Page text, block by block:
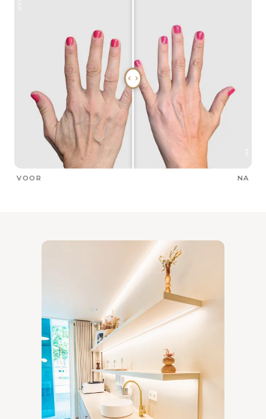
VOOR NA